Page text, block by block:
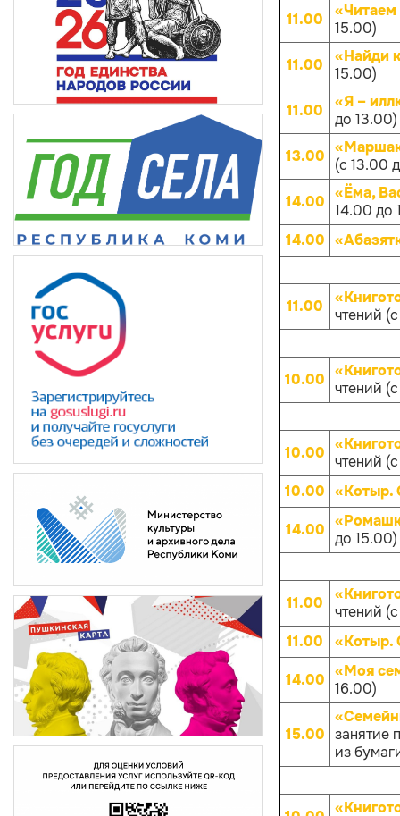
11.00
«Читаем
15.00)
11.00
«Найди
15.00)
11.00
«Я –
до 13.00)
13.00
(с 13.00
14.00 «Ёма,
14.00 до
14.00
11.00
чтений
10.00 чтений
10.00 чтений
10.00 «Котыр.
14.00 до 15.00)
11.00
чтений
11.00
«Котыр.
14.00 «Моя
16.00)
15.00 занятие
из